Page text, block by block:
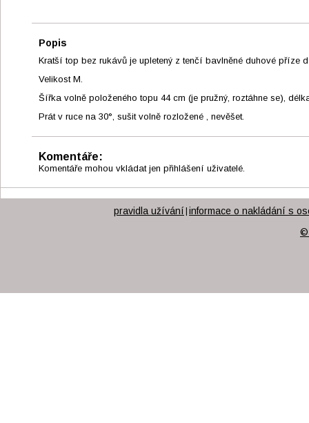
Popis
Kratší top bez rukávů je upletený z tenčí bavlněné duhové
Velikost M.
Šířka volně položeného topu 44 cm (je pružný, roztáhne se),
Prát v ruce na 30°, sušit volně rozložené , nevěšet.
Komentáře:
Komentáře mohou vkládat jen přihlášení uživatelé.
pravidla užívání informace o nakládání s
©